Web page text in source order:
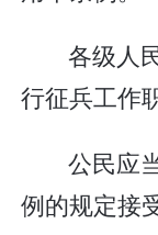
各级人
行征兵工作
公民应
例的规定接